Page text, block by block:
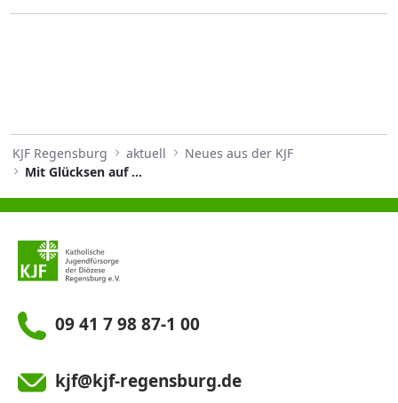
KJF Regensburg aktuell
Neues aus der KJF
Mit Glücksen auf der ConSozial
09 41 7 98 87-1 00
kjf@kjf-regensburg.de